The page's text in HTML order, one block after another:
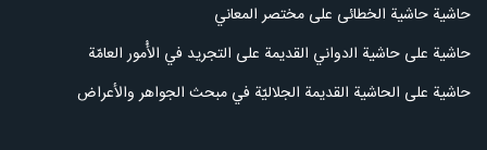
حاشیة حاشیة الخطائی علی مختصر المعاني
ﺣﺎﺷﻴﺔ علی ﺣﺎﺷﻴﺔ ﺍﻟدوﺍﻧﻲ ﺍﻟﻘﺪﻳﻤﺔ علی ﺍﻟﺘﺠﺮﻳﺪ في الأُمور العامّة
حاشية على الحاشية القديمة الجلاليّة في مبحث الجواهر والأعراض